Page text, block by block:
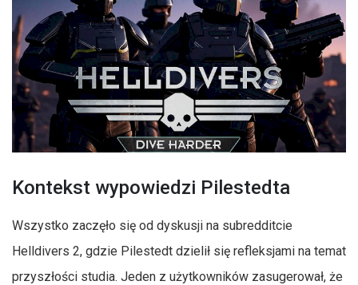
Kontekst wypowiedzi Pilestedta
Wszystko zaczęło się od dyskusji na subredditcie
Helldivers 2, gdzie Pilestedt dzielił się refleksjami na temat
przyszłości studia. Jeden z użytkowników zasugerował, że